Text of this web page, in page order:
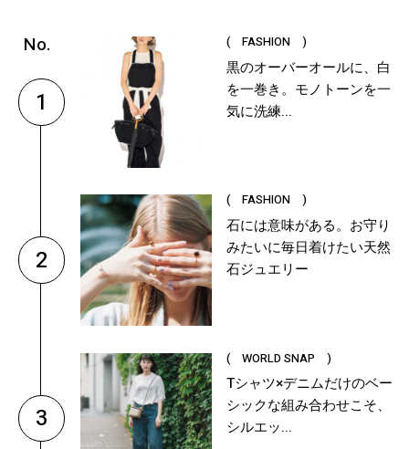
1
( FASHION )
黒のオーバーオールに、白
を一巻き。モノトーンを一
気に洗練...
2
( FASHION )
石には意味がある。お守り
みたいに毎日着けたい天然
石ジュエリー
3
( WORLD SNAP )
Tシャツ×デニムだけのベー
シックな組み合わせこそ、
シルエッ...